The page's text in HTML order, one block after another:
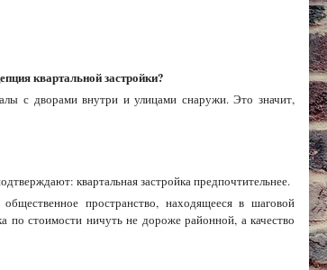
квартальной застройки?
с дворами внутри и улицами снаружи. Это значит,
квартальная застройка предпочтительнее.
пространство, находящееся в шаговой
по стоимости ничуть не дороже районной, а качество